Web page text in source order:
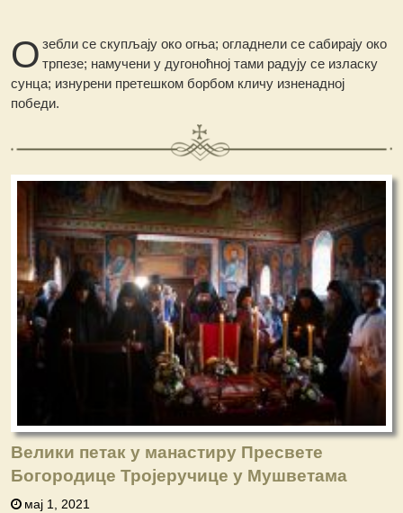
О зебли се скупљају око огња; огладнели се сабирају око
трпезе; намучени у дугоноћној тами радују се изласку
сунца; изнурени претешком борбом кличу изненадној
победи.
Велики петак у манастиру Пресвете
Богородице Тројеручице у Мушветама
мај 1, 2021